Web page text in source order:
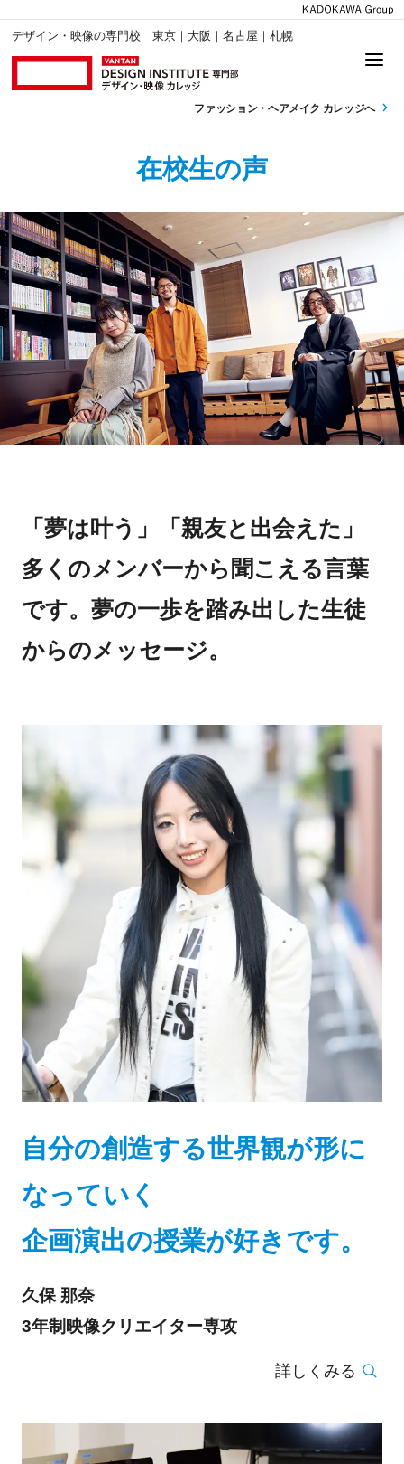
デザイン・映像の専門校 東京｜大阪｜名古屋｜札幌
ファッション・ ヘアメイク カレッジへ
在校生の声
「夢は叶う」「親友と出会えた」
多くのメンバーから聞こえる言葉
です。夢の一歩を踏み出した生徒
からのメッセージ。
自分の創造する世界観が形に
なっていく
企画演出の授業が好きです。
久保 那奈
3年制映像クリエイター専攻
詳しくみる